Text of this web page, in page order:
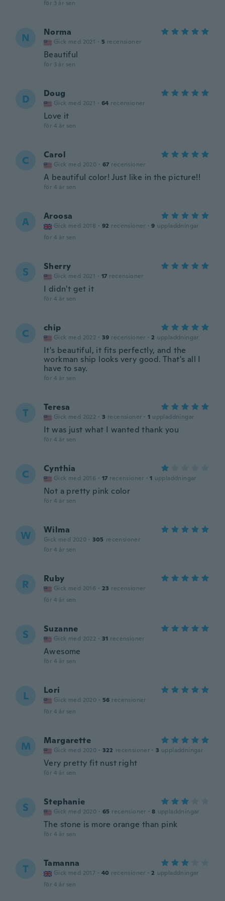
för 3 år sen
N Norma
Gick med 2021 · 5 recensioner
Beautiful
för 3 år sen
D Doug
Gick med 2021 · 64 recensioner
Love it
för 4 år sen
C Carol
Gick med 2020 · 67 recensioner
A beautiful color! Just like in the picture!!
för 4 år sen
A Aroosa
Gick med 2018 · 92 recensioner · 9 uppladdningar
för 4 år sen
S Sherry
Gick med 2021 · 17 recensioner
I didn't get it
för 4 år sen
C chip
Gick med 2022 · 39 recensioner · 2 uppladdningar
It's beautiful, it fits perfectly, and the
workman ship looks very good. That's all I
have to say.
för 4 år sen
T Teresa
Gick med 2022 · 3 recensioner · 1 uppladdningar
It was just what I wanted thank you
för 4 år sen
C Cynthia
Gick med 2016 · 17 recensioner · 1 uppladdningar
Not a pretty pink color
för 4 år sen
W Wilma
Gick med 2020 · 305 recensioner
för 4 år sen
R Ruby
Gick med 2016 · 23 recensioner
för 4 år sen
S Suzanne
Gick med 2022 · 31 recensioner
Awesome
för 4 år sen
L Lori
Gick med 2020 · 56 recensioner
för 4 år sen
M Margarette
Gick med 2020 · 322 recensioner · 3 uppladdningar
Very pretty fit nust right
för 4 år sen
S Stephanie
Gick med 2020 · 65 recensioner · 8 uppladdningar
The stone is more orange than pink
för 4 år sen
T Tamanna
Gick med 2017 · 40 recensioner · 2 uppladdningar
för 4 år sen